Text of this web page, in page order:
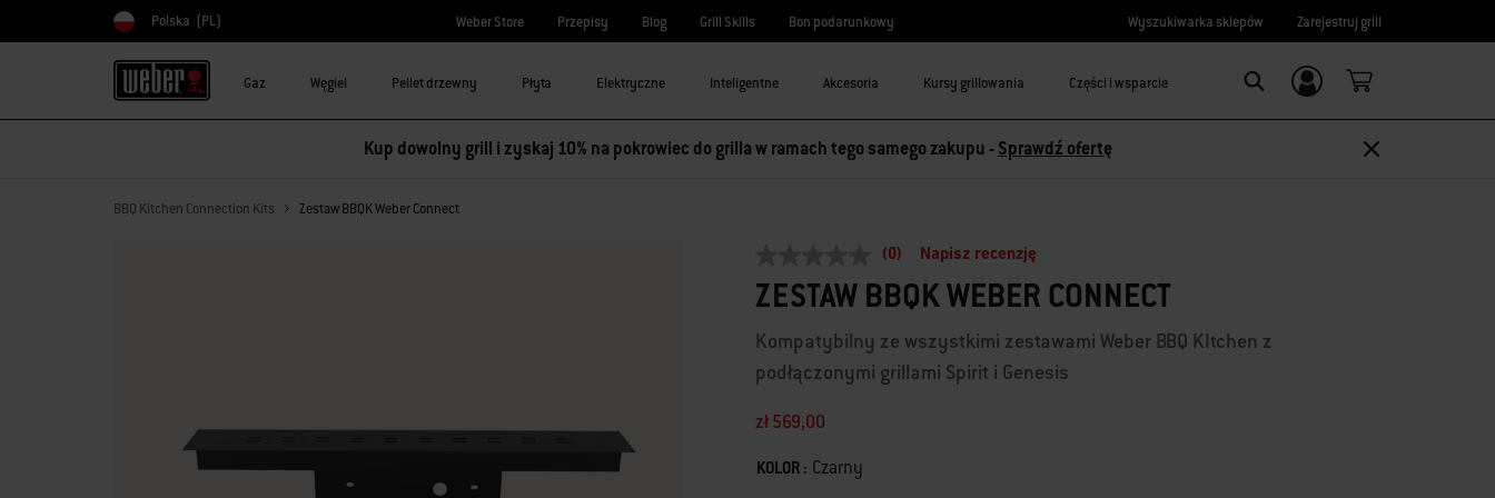
Wybierz kraj
Polska (PL) Weber Store Przepisy Blog Grill Skills Bon podarunkowy Wyszukiwarka sklepów Zarejestruj grill
Gaz Węgiel Pellet drzewny Płyta Elektryczne Inteligentne Akcesoria Kursy grillowania Części i wsparcie
Logowanie/
rejestracja
Kup dowolny grill i zyskaj 10% na pokrowiec do grilla w ramach tego samego zakupu - Sprawdź ofertę
BBQ Kitchen Connection Kits Zestaw BBQK Weber Connect
wartości
oceny
do
tej
samej
strony.
(0) Napisz recenzję
ZESTAW BBQK WEBER CONNECT
Kompatybilny ze wszystkimi zestawami Weber BBQ KItchen z
podłączonymi grillami Spirit i Genesis
zł 569,00
Color
KOLOR : Czarny